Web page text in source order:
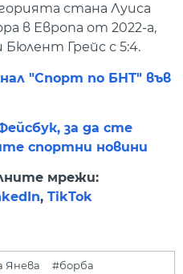
стана Луиса
в Европа от 2022-а,
Грейс с 5:4.
"Спорт по БНТ" във
за да сте
спортни новини
мрежи:
, TikTok
Янева #борба